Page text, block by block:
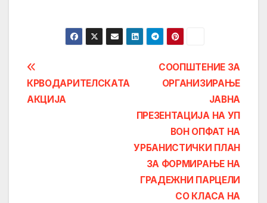
Post
navigation
СООПШТЕНИЕ ЗА
ОРГАНИЗИРАЊЕ
ЈАВНА
ПРЕЗЕНТАЦИЈА НА УП
ВОН ОПФАТ НА
УРБАНИСТИЧКИ ПЛАН
ЗА ФОРМИРАЊЕ НА
ГРАДЕЖНИ ПАРЦЕЛИ
СО КЛАСА НА
КРВОДАРИТЕЛСКАТА
АКЦИЈА